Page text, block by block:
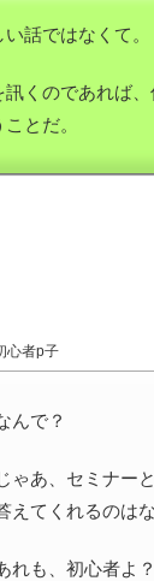
話ではなくて。
訊くのであれば
とだ。
心者p子
んで？
ゃあ、セミナー
えてくれるのは
れも、初心者よ？